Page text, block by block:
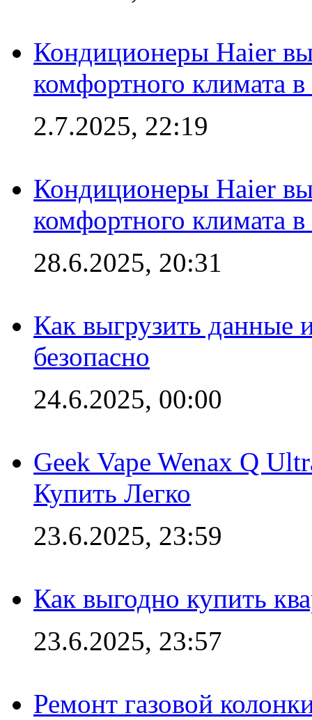
Кондиционеры Haier
комфортного климата
2.7.2025, 22:19
Кондиционеры Haier
комфортного климата
28.6.2025, 20:31
Как выгрузить данные
безопасно
24.6.2025, 00:00
Geek Vape Wenax Q
Купить Легко
23.6.2025, 23:59
Как выгодно купить
23.6.2025, 23:57
Ремонт газовой